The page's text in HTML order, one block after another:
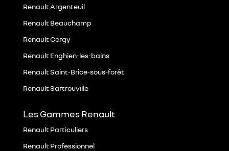
Renault Argenteuil
Renault Beauchamp
Renault Cergy
Renault Enghien-les-bains
Renault Saint-Brice-sous-forêt
Renault Sartrouville
Les Gammes Renault
Renault Particuliers
Renault Professionnel